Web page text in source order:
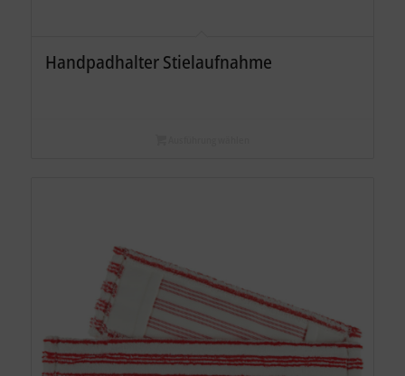
Handpadhalter Stielaufnahme